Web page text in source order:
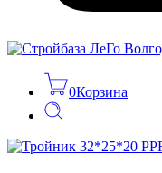
0Корзина